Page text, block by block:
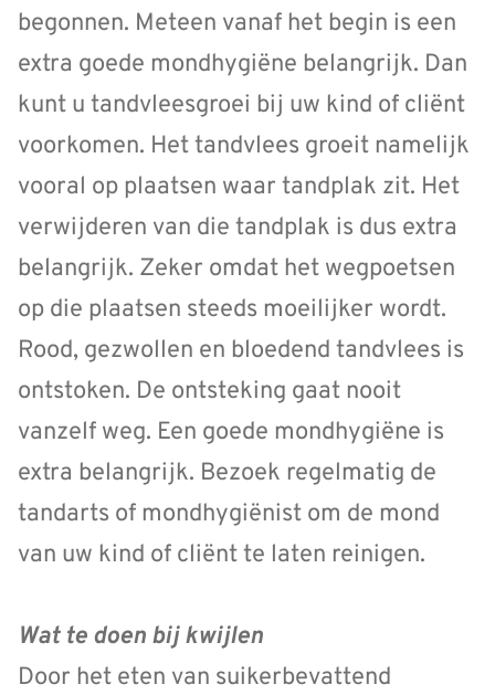
begonnen. Meteen vanaf het begin is een
extra goede mondhygiëne belangrijk. Dan
kunt u tandvleesgroei bij uw kind of cliënt
voorkomen. Het tandvlees groeit namelijk
vooral op plaatsen waar tandplak zit. Het
verwijderen van die tandplak is dus extra
belangrijk. Zeker omdat het wegpoetsen
op die plaatsen steeds moeilijker wordt.
Rood, gezwollen en bloedend tandvlees is
ontstoken. De ontsteking gaat nooit
vanzelf weg. Een goede mondhygiëne is
extra belangrijk. Bezoek regelmatig de
tandarts of mondhygiënist om de mond
van uw kind of cliënt te laten reinigen.
Wat te doen bij kwijlen
Door het eten van suikerbevattend